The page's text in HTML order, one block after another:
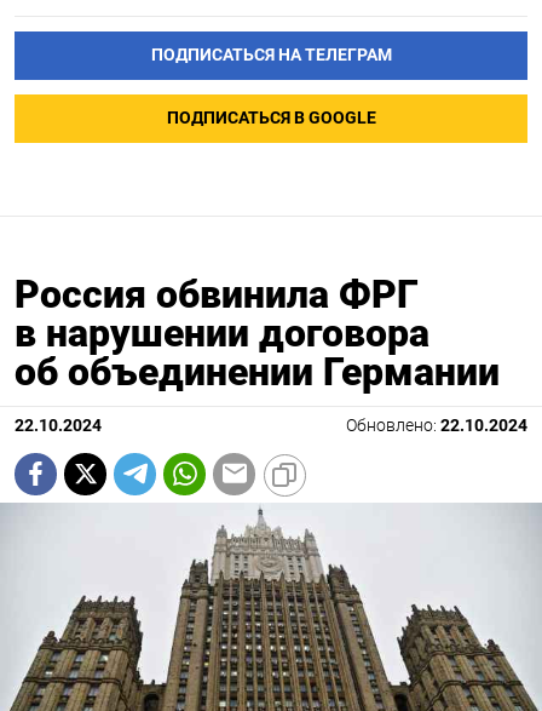
ПОДПИСАТЬСЯ НА ТЕЛЕГРАМ
ПОДПИСАТЬСЯ В GOOGLE
Россия обвинила ФРГ
в нарушении договора
об объединении Германии
22.10.2024 Обновлено: 22.10.2024